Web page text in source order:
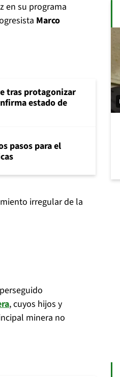
en su programa
Marco
tras protagonizar
estado de
pasos para el
irregular de la
, cuyos hijos y
minera no